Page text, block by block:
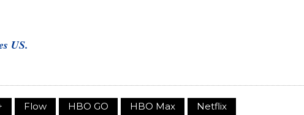
US.
Flow HBO GO HBO Max Netflix